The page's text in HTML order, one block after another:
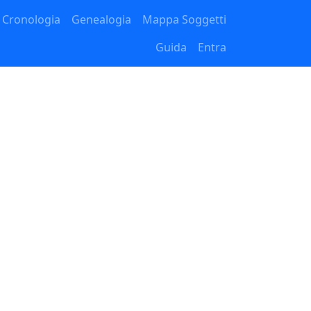
Cronologia Genealogia
Mappa Soggetti
Guida
Entra